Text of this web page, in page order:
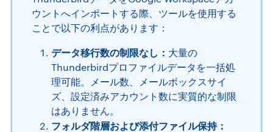
ウントへインポートする際、ツールを使用する
ことで以下の利点があります：
データ移行数の制限なし： 大量の
Thunderbirdプロファイルデータを一括処
理可能。メール数、メールボックスサイ
ズ、設定済みアカウント数に実質的な制限
はありません。
フォルダ階層および添付ファイル保持：